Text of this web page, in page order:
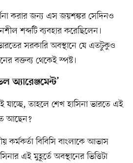
করার জন্য এস জয়শঙ্কর সেদিনও
শব্দটি ব্যবহার করেছিলেন।
সরকারি অবস্থানে যে এতটুকুও
বক্তব্য থেকেই স্পষ্ট।
অ্যারেঞ্জমেন্ট’
যাচ্ছে, তাহলে শেখ হাসিনা ভারতে এই
আছেন?
কর্মকর্তা বিবিসি বাংলাকে আভাস
এই মুহূর্তে অবস্থানের ভিত্তিটা